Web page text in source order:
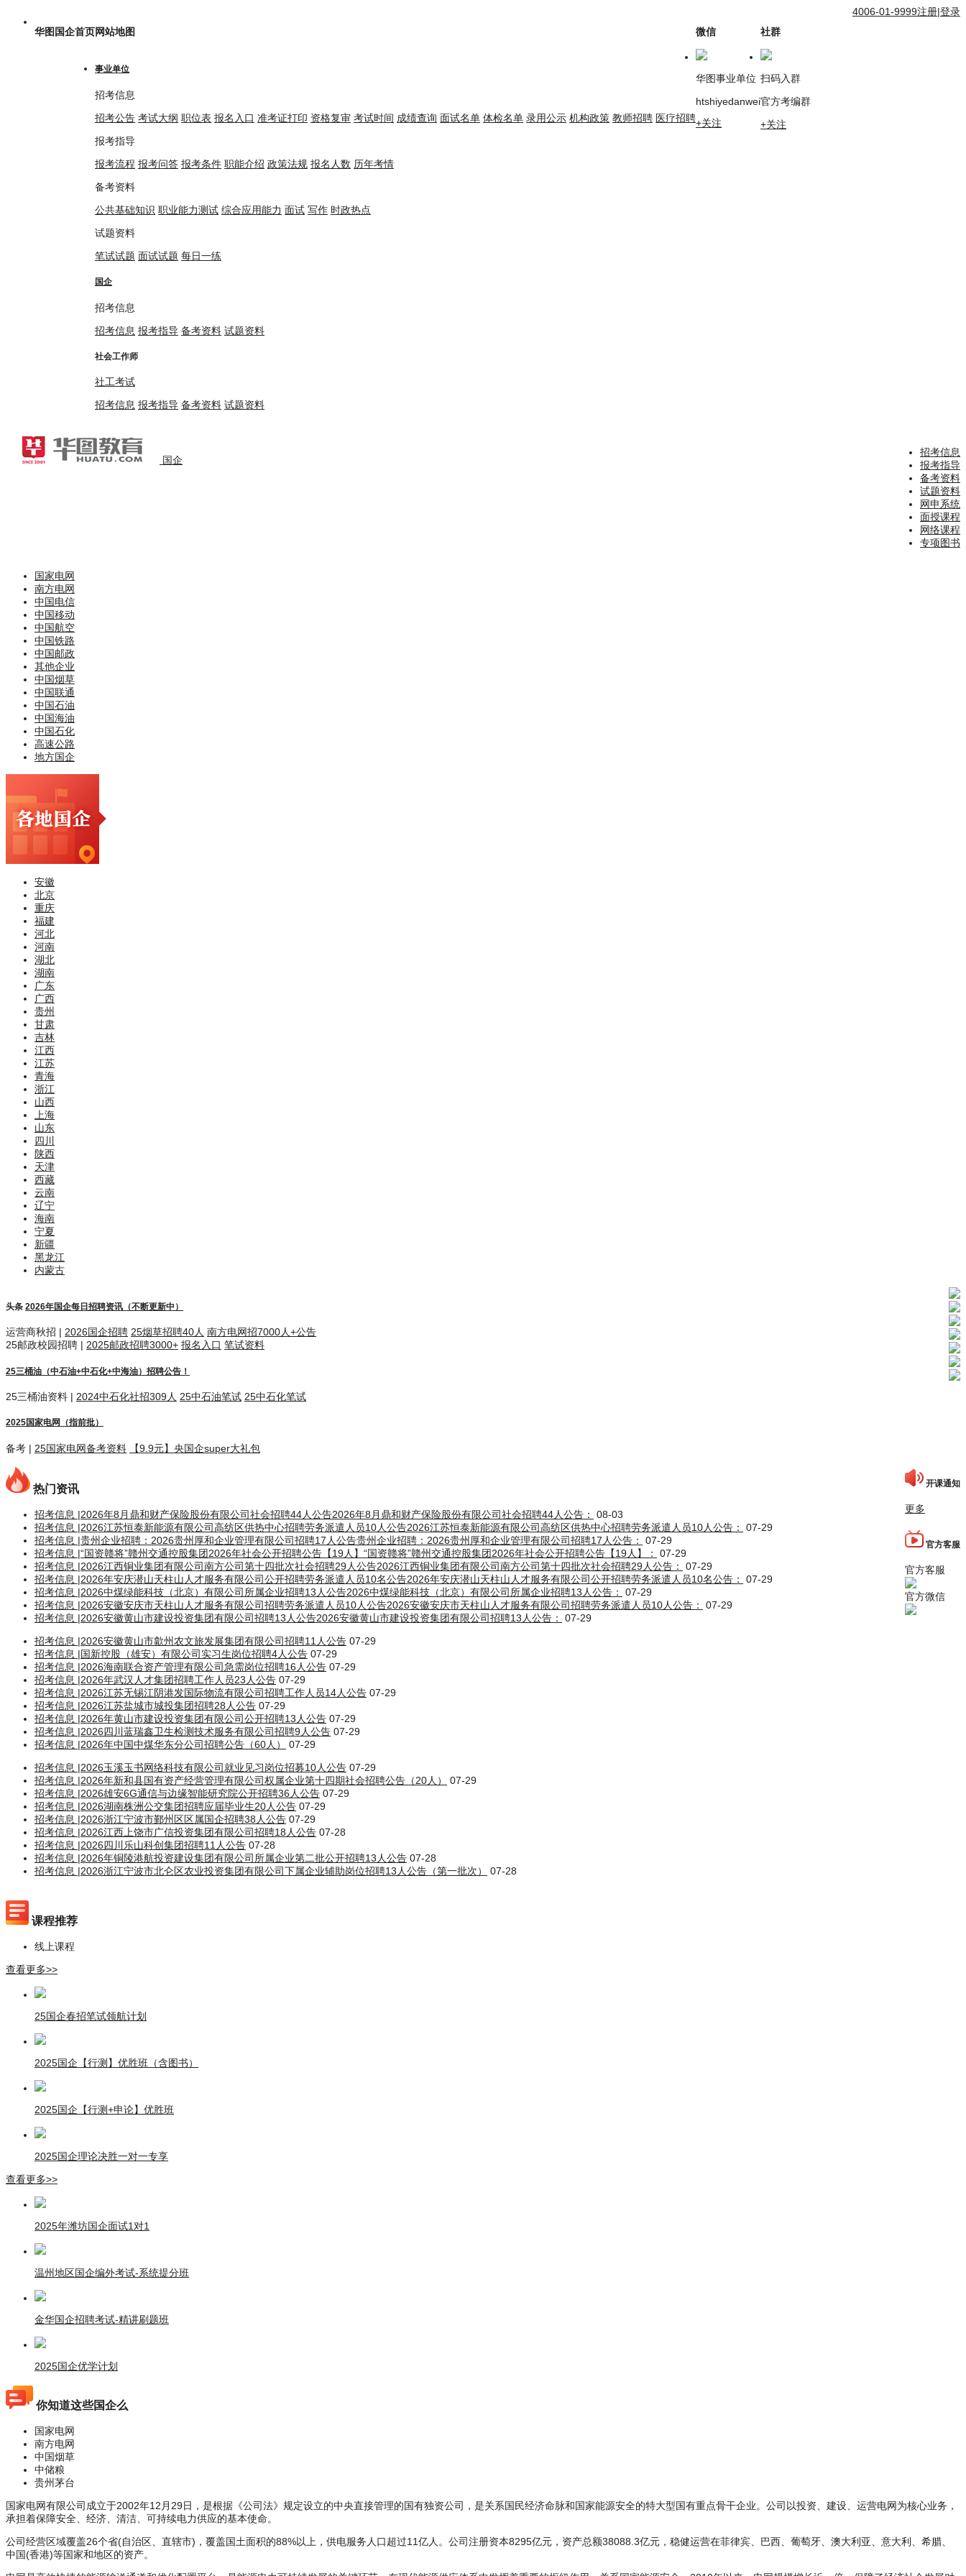
华图国企首页网站地图
事业单位
招考信息
招考公告 考试大纲 职位表 报名入口 准考证打印 资格复审 考试时间 成绩查询 面试名单 体检名单 录用公示 机构政策 教师招聘 医疗招聘
报考指导
报考流程 报考问答 报考条件 职能介绍 政策法规 报名人数 历年考情
备考资料
公共基础知识 职业能力测试 综合应用能力 面试 写作 时政热点
试题资料
笔试试题 面试试题 每日一练
国企
招考信息
招考信息 报考指导 备考资料 试题资料
社会工作师
社工考试
招考信息 报考指导 备考资料 试题资料
微信
华图事业单位
htshiyedanwei
+关注
社群
扫码入群
官方考编群
+关注
注册|登录
4006-01-9999
国企
招考信息
报考指导
备考资料
试题资料
网申系统
面授课程
网络课程
专项图书
国家电网
南方电网
中国电信
中国移动
中国航空
中国铁路
中国邮政
其他企业
中国烟草
中国联通
中国石油
中国海油
中国石化
高速公路
地方国企
安徽
北京
重庆
福建
河北
河南
湖北
湖南
广东
广西
贵州
甘肃
吉林
江西
江苏
青海
浙江
山西
上海
山东
四川
陕西
天津
西藏
云南
辽宁
海南
宁夏
新疆
黑龙江
内蒙古
头条 2026年国企每日招聘资讯（不断更新中）
运营商秋招 | 2026国企招聘 25烟草招聘40人 南方电网招7000人+公告
25邮政校园招聘 | 2025邮政招聘3000+ 报名入口 笔试资料
25三桶油（中石油+中石化+中海油）招聘公告！
25三桶油资料 | 2024中石化社招309人 25中石油笔试 25中石化笔试
2025国家电网（指前批）
备考 | 25国家电网备考资料 【9.9元】央国企super大礼包
热门资讯
招考信息 |2026年8月鼎和财产保险股份有限公司社会招聘44人公告2026年8月鼎和财产保险股份有限公司社会招聘44人公告：
08-03
招考信息 |2026江苏恒泰新能源有限公司高纺区供热中心招聘劳务派遣人员10人公告2026江苏恒泰新能源有限公司高纺区供热中心招聘劳务派遣人员10人公告：
07-29
招考信息 |贵州企业招聘：2026贵州厚和企业管理有限公司招聘17人公告贵州企业招聘：2026贵州厚和企业管理有限公司招聘17人公告：
07-29
招考信息 |“国资赣将”赣州交通控股集团2026年社会公开招聘公告【19人】“国资赣将”赣州交通控股集团2026年社会公开招聘公告【19人】：
07-29
招考信息 |2026江西铜业集团有限公司南方公司第十四批次社会招聘29人公告2026江西铜业集团有限公司南方公司第十四批次社会招聘29人公告：
07-29
招考信息 |2026年安庆潜山天柱山人才服务有限公司公开招聘劳务派遣人员10名公告2026年安庆潜山天柱山人才服务有限公司公开招聘劳务派遣人员10名公告：
07-29
招考信息 |2026中煤绿能科技（北京）有限公司所属企业招聘13人公告2026中煤绿能科技（北京）有限公司所属企业招聘13人公告：
07-29
招考信息 |2026安徽安庆市天柱山人才服务有限公司招聘劳务派遣人员10人公告2026安徽安庆市天柱山人才服务有限公司招聘劳务派遣人员10人公告：
07-29
招考信息 |2026安徽黄山市建设投资集团有限公司招聘13人公告2026安徽黄山市建设投资集团有限公司招聘13人公告：
07-29
招考信息 |2026安徽黄山市歙州农文旅发展集团有限公司招聘11人公告 07-29
招考信息 |国新控股（雄安）有限公司实习生岗位招聘4人公告 07-29
招考信息 |2026海南联合资产管理有限公司急需岗位招聘16人公告 07-29
招考信息 |2026年武汉人才集团招聘工作人员23人公告 07-29
招考信息 |2026江苏无锡江阴港发国际物流有限公司招聘工作人员14人公告 07-29
招考信息 |2026江苏盐城市城投集团招聘28人公告 07-29
招考信息 |2026年黄山市建设投资集团有限公司公开招聘13人公告 07-29
招考信息 |2026四川蓝瑞鑫卫生检测技术服务有限公司招聘9人公告 07-29
招考信息 |2026年中国中煤华东分公司招聘公告（60人）
07-29
招考信息 |2026玉溪玉书网络科技有限公司就业见习岗位招募10人公告 07-29
招考信息 |2026年新和县国有资产经营管理有限公司权属企业第十四期社会招聘公告（20人）
07-29
招考信息 |2026雄安6G通信与边缘智能研究院公开招聘36人公告 07-29
招考信息 |2026湖南株洲公交集团招聘应届毕业生20人公告 07-29
招考信息 |2026浙江宁波市鄞州区区属国企招聘38人公告 07-29
招考信息 |2026江西上饶市广信投资集团有限公司招聘18人公告 07-28
招考信息 |2026四川乐山科创集团招聘11人公告 07-28
招考信息 |2026年铜陵港航投资建设集团有限公司所属企业第二批公开招聘13人公告 07-28
招考信息 |2026浙江宁波市北仑区农业投资集团有限公司下属企业辅助岗位招聘13人公告（第一批次）
07-28
开课通知
更多
官方客服
官方客服
官方微信
课程推荐
线上课程
查看更多>>
25国企春招笔试领航计划
2025国企【行测】优胜班（含图书）
2025国企【行测+申论】优胜班
2025国企理论决胜一对一专享
查看更多>>
2025年潍坊国企面试1对1
温州地区国企编外考试-系统提分班
金华国企招聘考试-精讲刷题班
2025国企优学计划
你知道这些国企么
国家电网
南方电网
中国烟草
中储粮
贵州茅台
国家电网有限公司成立于2002年12月29日，是根据《公司法》规定设立的中央直接管理的国有独资公司，是关系国民经济命脉和国家能源安全的特大型国有重点骨干企业。公司以投资、建设、运营电网为核心业务，
承担着保障安全、经济、清洁、可持续电力供应的基本使命。
公司经营区域覆盖26个省(自治区、直辖市)，覆盖国土面积的88%以上，供电服务人口超过11亿人。公司注册资本8295亿元，资产总额38088.3亿元，稳健运营在菲律宾、巴西、葡萄牙、澳大利亚、意大利、希腊、
中国(香港)等国家和地区的资产。